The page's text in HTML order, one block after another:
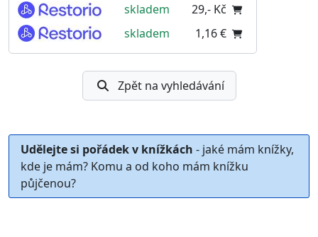
skladem
29,- Kč
skladem
1,16 €
Zpět na vyhledávání
Udělejte si pořádek v knížkách - jaké mám knížky,
kde je mám? Komu a od koho mám knížku
půjčenou?